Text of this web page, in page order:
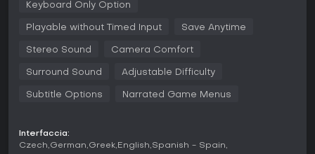
sfruttano la cooperazione tra Kratos e Atreus, con le
conoscenze del ragazzo utili per aprire passaggi o
God of War si concentra su una campagna single-player
senza modalità multiplayer. I giocatori possono selezionare
War per una sfida estrema che alza l'aggressività nemica e
impone strategie precise.
Keyboard Only Option
Playable without Timed Input Save Anytime
Stereo Sound Camera Comfort
Surround Sound Adjustable Difficulty
Subtitle Options Narrated Game Menus
Interfaccia:
Czech German Greek English Spanish - Spain